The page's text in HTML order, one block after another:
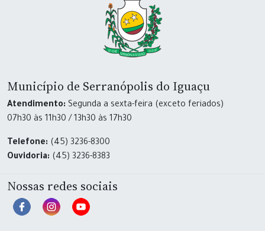
Município de Serranópolis do Iguaçu
Atendimento: Segunda a sexta-feira (exceto feriados)
07h30 às 11h30 / 13h30 às 17h30
Telefone: (45) 3236-8300
Ouvidoria: (45) 3236-8383
Nossas redes sociais